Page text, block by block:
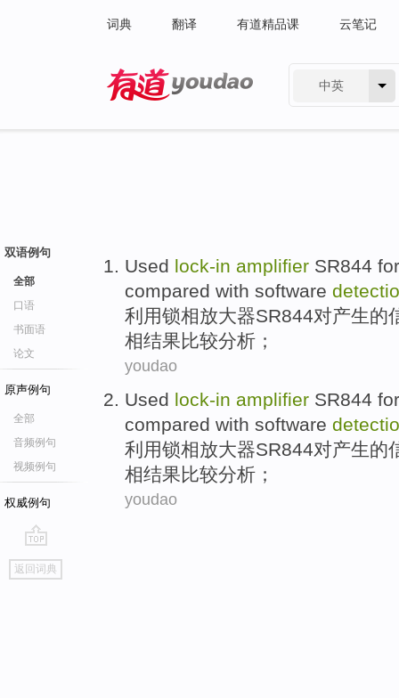
词典 翻译 有道精品课 云笔记
中英
双语例句
全部
口语
书面语
论文
原声例句
全部
音频例句
视频例句
权威例句
go
top
返回词典
Used lock-in amplifier SR844
compared with software
利用锁相放大器SR844对产生的
相结果比较分析；
youdao
Used lock-in amplifier SR844
compared with software
利用锁相放大器SR844对产生的
相结果比较分析；
youdao